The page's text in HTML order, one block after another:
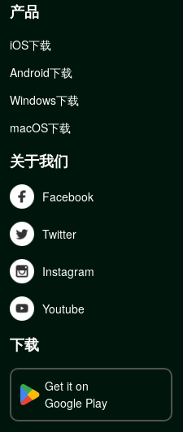
产品
iOS下载
Android下载
Windows下载
macOS下载
关于我们
Facebook
Twitter
Instagram
Youtube
下载
Get it on
Google Play